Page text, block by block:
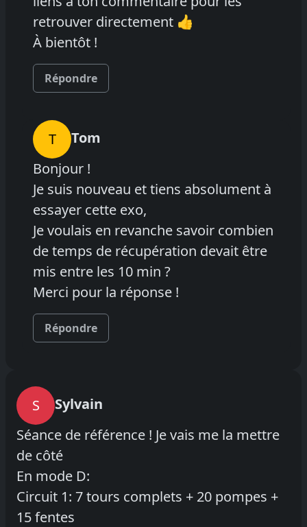
retrouver directement 👍
À bientôt !
Répondre
T
Tom
Bonjour !
Je suis nouveau et tiens absolument à
essayer cette exo,
Je voulais en revanche savoir combien
de temps de récupération devait être
mis entre les 10 min ?
Merci pour la réponse !
Répondre
S
Sylvain
Séance de référence ! Je vais me la mettre
de côté
En mode D:
Circuit 1: 7 tours complets + 20 pompes +
15 fentes